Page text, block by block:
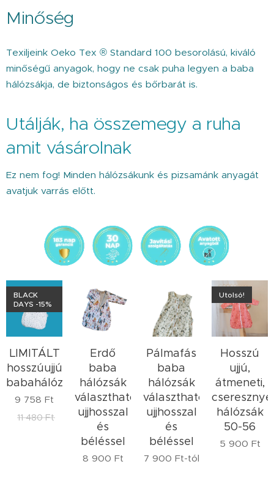
Minőség
Texiljeink Oeko Tex ® Standard 100 besorolású, kiváló
minőségű anyagok, hogy ne csak puha legyen a baba
hálózsákja, de biztonságos és bőrbarát is.
Utálják, ha összemegy a ruha
amit vásárolnak
Ez nem fog! Minden hálózsákunk és pizsamánk anyagát
avatjuk varrás előtt.
LIMITÁLT
hosszúujjú
babahálózsák
BLACK
DAYS -15%
9 758 Ft
11 480Ft
Erdő
baba
hálózsák
választható
ujjhosszal
és
béléssel
8 900 Ft
Pálmafás
baba
hálózsák
választható
ujjhosszal
és
béléssel
7 900 Ft-tól
Hosszú
ujjú,
átmeneti,
hálózsák
50-56
Utolsó!
5 900 Ft